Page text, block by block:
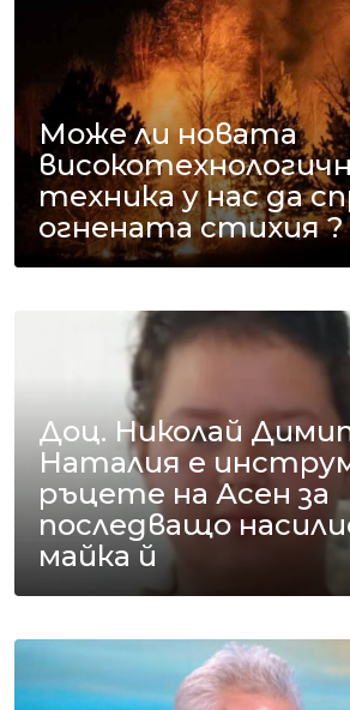
Може ли новата
техника у нас да
огнената стихия ?
Доц. Николай
Наталия е
ръцете на Асен за
последващо
майка й